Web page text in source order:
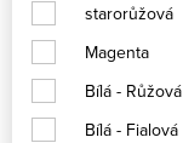
starorůžová
Magenta
Bílá - Růžová
Bílá - Fialová